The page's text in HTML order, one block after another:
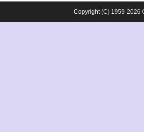
Copyright (C) 1959-2026